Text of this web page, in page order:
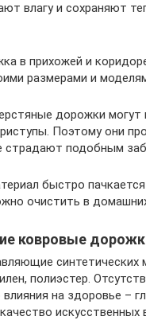
влагу и сохраняют
в прихожей и
размерами и
дорожки могут
Поэтому они
подобным
быстро пачкается
очистить в
ковровые
синтетических
полиэстер.
на здоровье –
искусственных